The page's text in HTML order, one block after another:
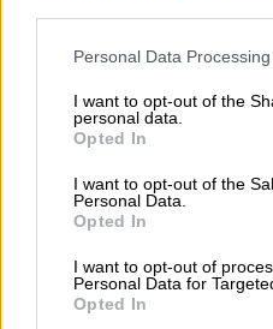
Please note that this website/
not limited to your visit or
grant or deny consent to
use your data for below
consent section.
Personal Data
I want to opt-out of the
personal data.
Opted In
I want to opt-out of the
Personal Data.
Opted In
I want to opt-out of
Personal Data for
Opted In
κατηγορουμένων,
αντιθέτου
υψηλός βαθμός
τελέσει τος
πράξεις, ενόψει
οι κατασχεθείσες
τιμαλφών που
εξαγωγή προς την